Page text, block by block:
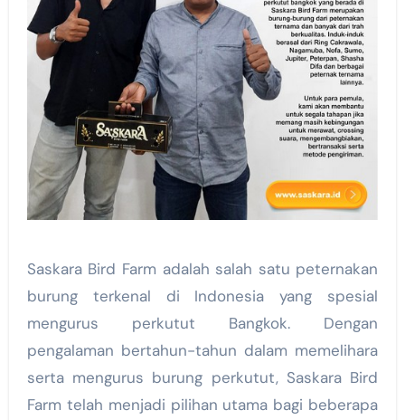
Saskara Bird Farm adalah salah satu peternakan
burung terkenal di Indonesia yang spesial
mengurus perkutut Bangkok. Dengan
pengalaman bertahun-tahun dalam memelihara
serta mengurus burung perkutut, Saskara Bird
Farm telah menjadi pilihan utama bagi beberapa